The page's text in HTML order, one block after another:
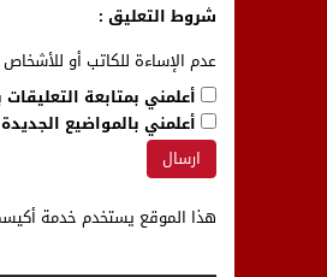
شروط التعليق :
عدم الإساءة للكاتب أو
أعلمني بمتابعة
أعلمني بالمواضيع
هذا الموقع يستخدم خدمة